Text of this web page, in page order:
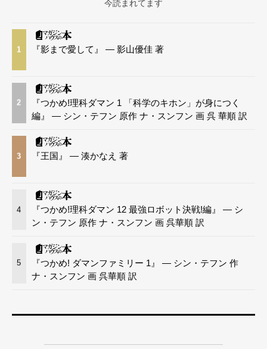
今読まれてます
1 『影まで愛して』 — 影山優佳 著
2
『つかめ!理科ダマン 1 「科学のキホン」が身につく
編』 — シン・テフン 原作 ナ・スンフン 画 呉 華順 訳
3 『王国』 — 湊かなえ 著
4
『つかめ!理科ダマン 12 最強ロボット決戦!編』 — シ
ン・テフン 原作 ナ・スンフン 画 呉華順 訳
5
『つかめ! ダマンファミリー 1』 — シン・テフン 作
ナ・スンフン 画 呉華順 訳